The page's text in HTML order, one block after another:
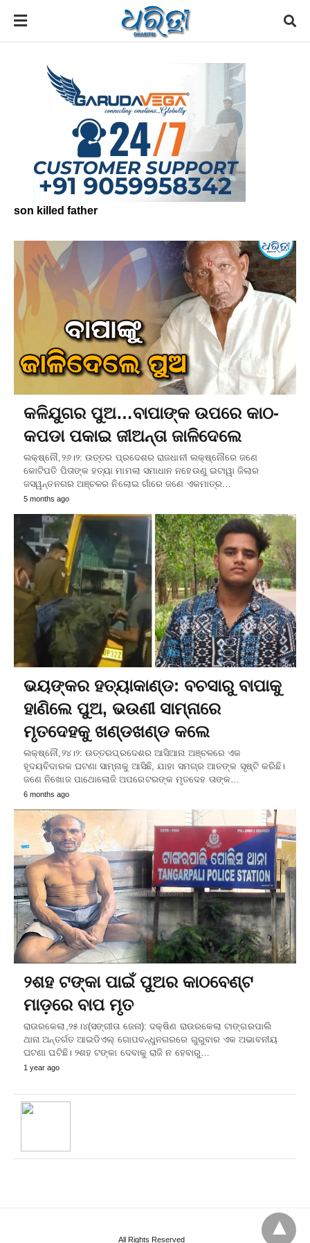
son killed father
କଳିଯୁଗର ପୁଅ…ବାପାଙ୍କ ଉପରେ କାଠ-
କପଡା ପକାଇ ଜୀଅନ୍ତା ଜାଳିଦେଲେ
ଲକ୍ଷ୍ନୌ,୨୬।୨: ଉତ୍ତର ପ୍ରଦେଶର ରାଜଧାନୀ ଲକ୍ଷ୍ନୌରେ ଜଣେ
କୋଟିପତି ପିତାଙ୍କ ହତ୍ୟା ମାମଲା ସମାଧାନ ନହେଉଣୁ ଇଟାୱା ଜିଲାର
ଜସୱନ୍ତନଗର ଅଞ୍ଚଳର ନିଲୋଇ ଗାଁରେ ଜଣେ ଏକମାତ୍ର…
5 months ago
ଭୟଙ୍କର ହତ୍ୟାକାଣ୍ଡ: ବଚସାରୁ ବାପାକୁ
ହାଣିଲେ ପୁଅ, ଭଉଣୀ ସାମ୍ନାରେ
ମୃତଦେହକୁ ଖଣ୍ଡଖଣ୍ଡ କଲେ
ଲକ୍ଷ୍ନୌ,୨୪।୨: ଉତ୍ତରପ୍ରଦେଶର ଆସିଆନା ଅଞ୍ଚଳରେ ଏକ
ହୃଦୟବିଦାରକ ଘଟଣା ସାମ୍ନାକୁ ଆସିଛି, ଯାହା ସମଗ୍ର ଆତଙ୍କ ସୃଷ୍ଟି କରିଛି।
ଜଣେ ନିଖୋଜ ପାଥୋଲୋଜି ଅପରେଟରଙ୍କ ମୃତଦେହ ତାଙ୍କ…
6 months ago
୨ଶହ ଟଙ୍କା ପାଇଁ ପୁଅର କାଠବେଣ୍ଟ
ମାଡ଼ରେ ବାପ ମୃତ
ରାଉରକେଲା,୨୫।୪(ସଙ୍ଗୀତା ଜେନା): ଦକ୍ଷିଣ ରାଉରକେଲା ଟାଙ୍ଗରପାଲି
ଥାନା ଅନ୍ତର୍ଗତ ଆଇଡିଏଲ୍‌ ଗୋପବନ୍ଧୁନଗରରେ ଗୁରୁବାର ଏକ ଅଭାବନୀୟ
ଘଟଣା ଘଟିଛି। ୨ଶହ ଟଙ୍କା ଦେବାକୁ ରାଜି ନ ହେବାରୁ…
1 year ago
All Rights Reserved